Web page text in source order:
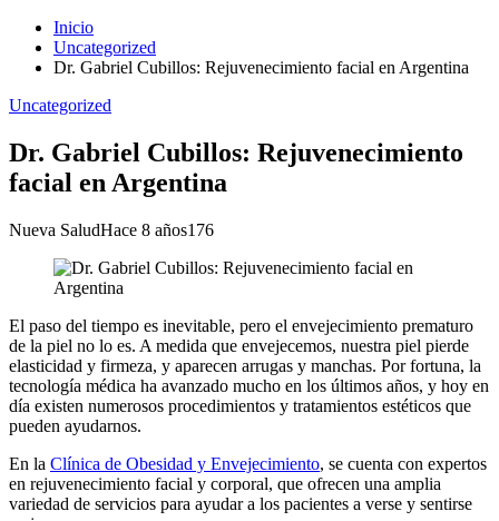
Inicio
Uncategorized
Dr. Gabriel Cubillos: Rejuvenecimiento facial en Argentina
Uncategorized
Dr. Gabriel Cubillos: Rejuvenecimiento
facial en Argentina
Nueva SaludHace 8 años176
El paso del tiempo es inevitable, pero el envejecimiento prematuro
de la piel no lo es. A medida que envejecemos, nuestra piel pierde
elasticidad y firmeza, y aparecen arrugas y manchas. Por fortuna, la
tecnología médica ha avanzado mucho en los últimos años, y hoy en
día existen numerosos procedimientos y tratamientos estéticos que
pueden ayudarnos.
En la Clínica de Obesidad y Envejecimiento, se cuenta con expertos
en rejuvenecimiento facial y corporal, que ofrecen una amplia
variedad de servicios para ayudar a los pacientes a verse y sentirse